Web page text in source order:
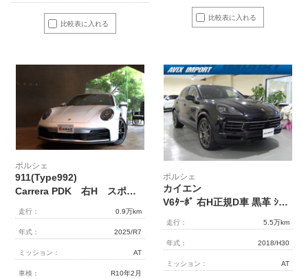
比較表に入れる
比較表に入れる
ポルシェ
911(Type992)
Carrera PDK 右H スポクロ/エグ 14Wayスポーツシート
走行： 0.9万km
年式： 2025/R7
ミッション： AT
車検： R10年2月
ポルシェ
カイエン
V6ﾀｰﾎﾞ 右H正規D車 黒革 ｼｰﾄﾋｰﾀｰ&ｽﾃｱﾋｰﾀｰ PCMﾅﾋﾞ 全周ｶﾒﾗ＆PAS ACC＆LCA LEDﾍｯﾄﾞﾗｲﾄ ｺﾝﾌｫｰﾄA PASMｴｱｻｽ 純正21ｲﾝﾁAW 禁煙
走行： 5.5万km
年式： 2018/H30
ミッション： AT